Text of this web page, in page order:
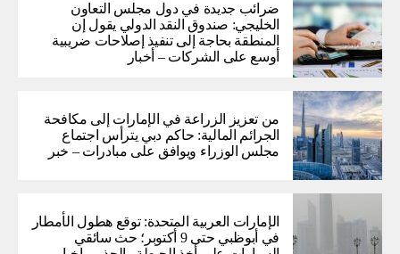
ضرائب جديدة في دول مجلس التعاون
الخليجي: صندوق النقد الدولي يقول إن
المنطقة بحاجة إلى تنفيذ إصلاحات ضريبية
أوسع على الشركات – أخبار
من تعزيز الزراعة في الإمارات إلى مكافحة
الجرائم المالية: حاكم دبي يترأس اجتماع
مجلس الوزراء ويوافق على مبادرات – خبر
الإمارات العربية المتحدة: توقع هطول الأمطار
في أبوظبي حتى 9 أكتوبر؛ حث سائقي